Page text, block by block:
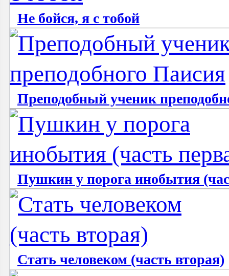
Не бойся, я с тобой
Преподобный ученик
Пушкин у порога инобытия
Стать человеком (часть вторая)